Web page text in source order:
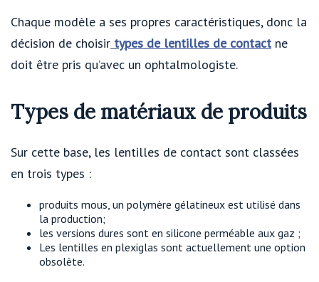
Chaque modèle a ses propres caractéristiques, donc la
décision de choisir types de lentilles de contact ne
doit être pris qu’avec un ophtalmologiste.
Types de matériaux de produits
Sur cette base, les lentilles de contact sont classées
en trois types :
produits mous, un polymère gélatineux est utilisé dans
la production;
les versions dures sont en silicone perméable aux gaz ;
Les lentilles en plexiglas sont actuellement une option
obsolète.